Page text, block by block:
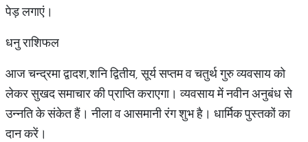
पेड़ लगाएं।
धनु राशिफल
आज चन्द्रमा द्वादश,शनि द्वितीय, सूर्य सप्तम व चतुर्थ गुरु व्यवसाय को
लेकर सुखद समाचार की प्राप्ति कराएगा। व्यवसाय में नवीन अनुबंध से
उन्नति के संकेत हैं। नीला व आसमानी रंग शुभ है। धार्मिक पुस्तकों का
दान करें।